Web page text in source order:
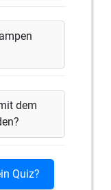
dem
Quiz?